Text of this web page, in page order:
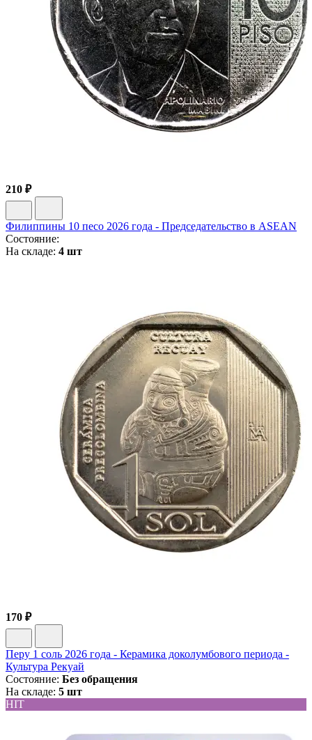
210 ₽
Филиппины 10 песо 2026 года - Председательство в ASEAN
Состояние:
На складе: 4 шт
170 ₽
Перу 1 соль 2026 года - Керамика доколумбового периода -
Культура Рекуай
Состояние: Без обращения
На складе: 5 шт
HIT